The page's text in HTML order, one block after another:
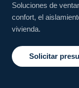
Soluciones de
confort, el
vivienda.
Solicitar